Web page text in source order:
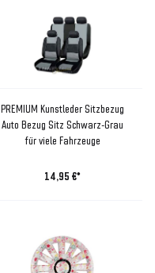
PREMIUM Kunstleder Sitzbezug
Auto Bezug Sitz Schwarz-Grau
für viele Fahrzeuge
14,95 €*